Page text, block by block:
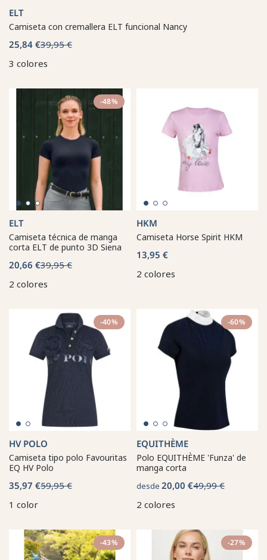
ELT
Camiseta con cremallera ELT funcional Nancy
25,84 €39,95 €
3 colores
-48%
ELT
Camiseta técnica de manga
corta ELT de punto 3D Siena
20,66 €39,95 €
2 colores
HKM
Camiseta Horse Spirit HKM
13,95 €
2 colores
-40%
HV POLO
Camiseta tipo polo Favouritas
EQ HV Polo
35,97 €59,95 €
1 color
-60%
EQUITHÈME
Polo EQUITHÈME 'Funza' de
manga corta
desde 20,00 €49,99 €
2 colores
-43% -27%